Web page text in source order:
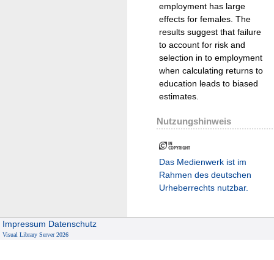
employment has large
effects for females. The
results suggest that failure
to account for risk and
selection in to employment
when calculating returns to
education leads to biased
estimates.
Nutzungshinweis
Das Medienwerk ist im
Rahmen des deutschen
Urheberrechts nutzbar.
Impressum Datenschutz
Visual Library Server 2026